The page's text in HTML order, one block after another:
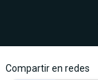
Compartir en redes